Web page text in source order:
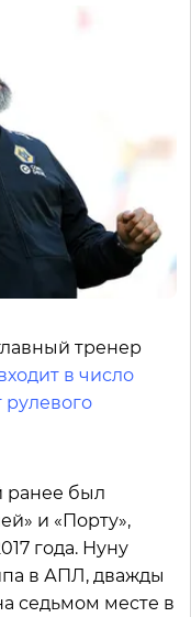
тренер
в число
рулевого
ранее был
и «Порту»,
года. Нуну
в АПЛ, дважды
седьмом месте в